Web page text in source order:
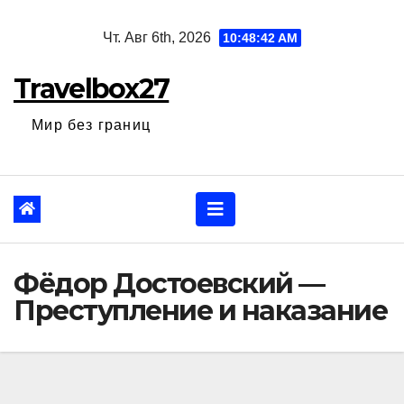
Чт. Авг 6th, 2026 10:48:43 AM
Travelbox27
Мир без границ
Фёдор Достоевский —
Преступление и наказание